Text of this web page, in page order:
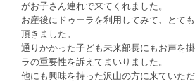
がお子さん連れで来てくれました。
お産後にドゥーラを利用してみて、とて
頂きました。
通りかかった子ども未来部長にもお声を
ラの重要性を訴えてまいりました。
他にも興味を持った沢山の方に来ていただ